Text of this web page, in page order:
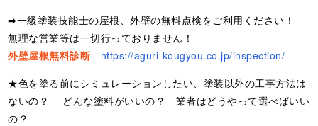
➡一級塗装技能士の屋根、外壁の無料点検をご利用ください！
無理な営業等は一切行っておりません！
外壁屋根無料診断
https://aguri-kougyou.co.jp/inspection/
★色を塗る前にシミュレーションしたい、塗装以外の工事方法は
ないの？ どんな塗料がいいの？ 業者はどうやって選べばいい
の？